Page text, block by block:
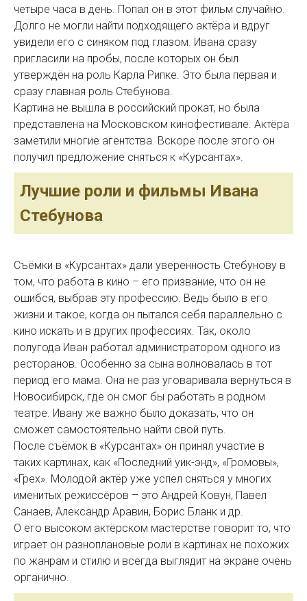
четыре часа в день. Попал он в этот фильм случайно.
Долго не могли найти подходящего актёра и вдруг
увидели его с синяком под глазом. Ивана сразу
пригласили на пробы, после которых он был
утверждён на роль Карла Рипке. Это была первая и
сразу главная роль Стебунова.
Картина не вышла в российский прокат, но была
представлена на Московском кинофестивале. Актёра
заметили многие агентства. Вскоре после этого он
получил предложение сняться к «Курсантах».
Лучшие роли и фильмы Ивана
Стебунова
Съёмки в «Курсантах» дали уверенность Стебунову в
том, что работа в кино – его призвание, что он не
ошибся, выбрав эту профессию. Ведь было в его
жизни и такое, когда он пытался себя параллельно с
кино искать и в других профессиях. Так, около
полугода Иван работал администратором одного из
ресторанов. Особенно за сына волновалась в тот
период его мама. Она не раз уговаривала вернуться в
Новосибирск, где он смог бы работать в родном
театре. Ивану же важно было доказать, что он
сможет самостоятельно найти свой путь.
После съёмок в «Курсантах» он принял участие в
таких картинах, как «Последний уик-энд», «Громовы»,
«Грех». Молодой актёр уже успел сняться у многих
именитых режиссёров – это Андрей Ковун, Павел
Санаев, Александр Аравин, Борис Бланк и др.
О его высоком актёрском мастерстве говорит то, что
играет он разноплановые роли в картинах не похожих
по жанрам и стилю и всегда выглядит на экране очень
органично.